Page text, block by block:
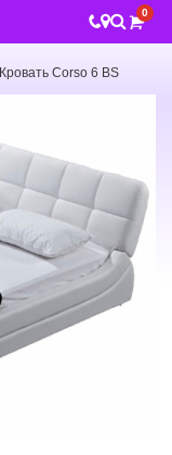
0
Кровать Corso 6 BS